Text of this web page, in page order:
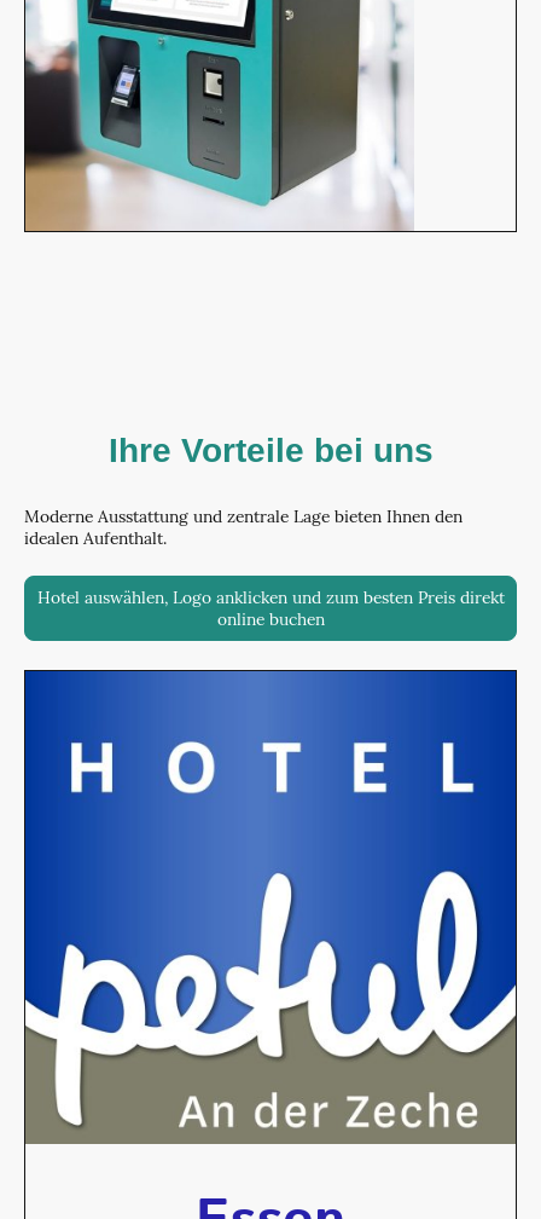
Ihre Vorteile bei uns
Moderne Ausstattung und zentrale Lage bieten Ihnen den
idealen Aufenthalt.
Hotel auswählen, Logo anklicken und zum besten Preis direkt
online buchen